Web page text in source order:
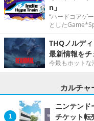
n」
“ハードコアゲ
とした
THQノルデ
最新情報をチ
今最もホットな
カルチャ
ニンテンド
チケット転